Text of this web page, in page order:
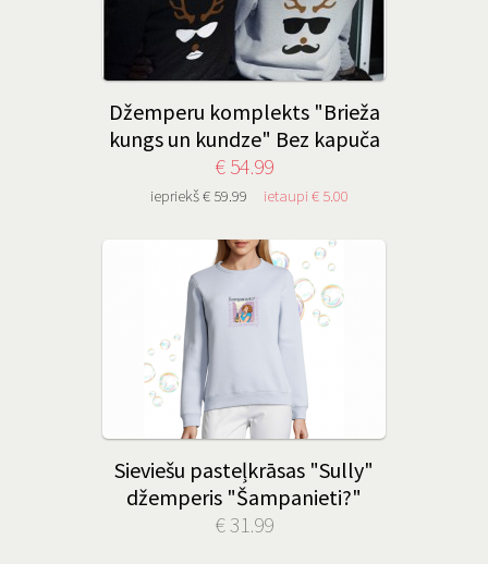
Džemperu komplekts "Brieža
kungs un kundze" Bez kapuča
€ 54.99
iepriekš € 59.99 ietaupi € 5.00
Sieviešu pasteļkrāsas "Sully"
džemperis "Šampanieti?"
€ 31.99